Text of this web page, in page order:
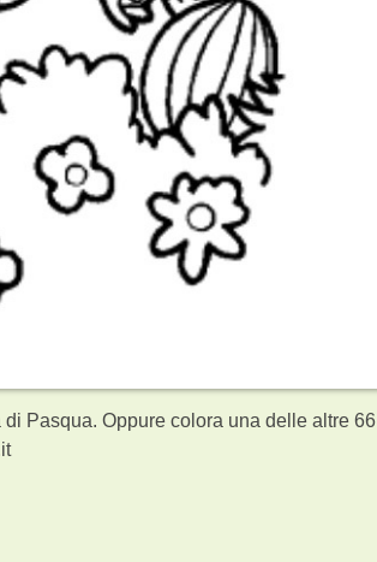
Pasqua. Oppure colora una delle altre 66